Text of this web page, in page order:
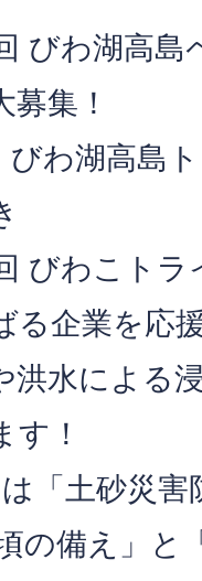
びわ湖高島
募集！
びわ湖高島
びわこトラ
る企業を応
洪水による
す！
「土砂災
の備え」と